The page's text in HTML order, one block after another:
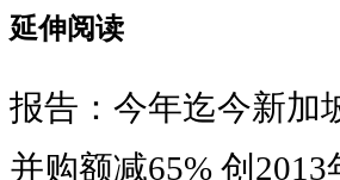
延伸阅读
报告：今年迄今新加
并购额减65% 创2013